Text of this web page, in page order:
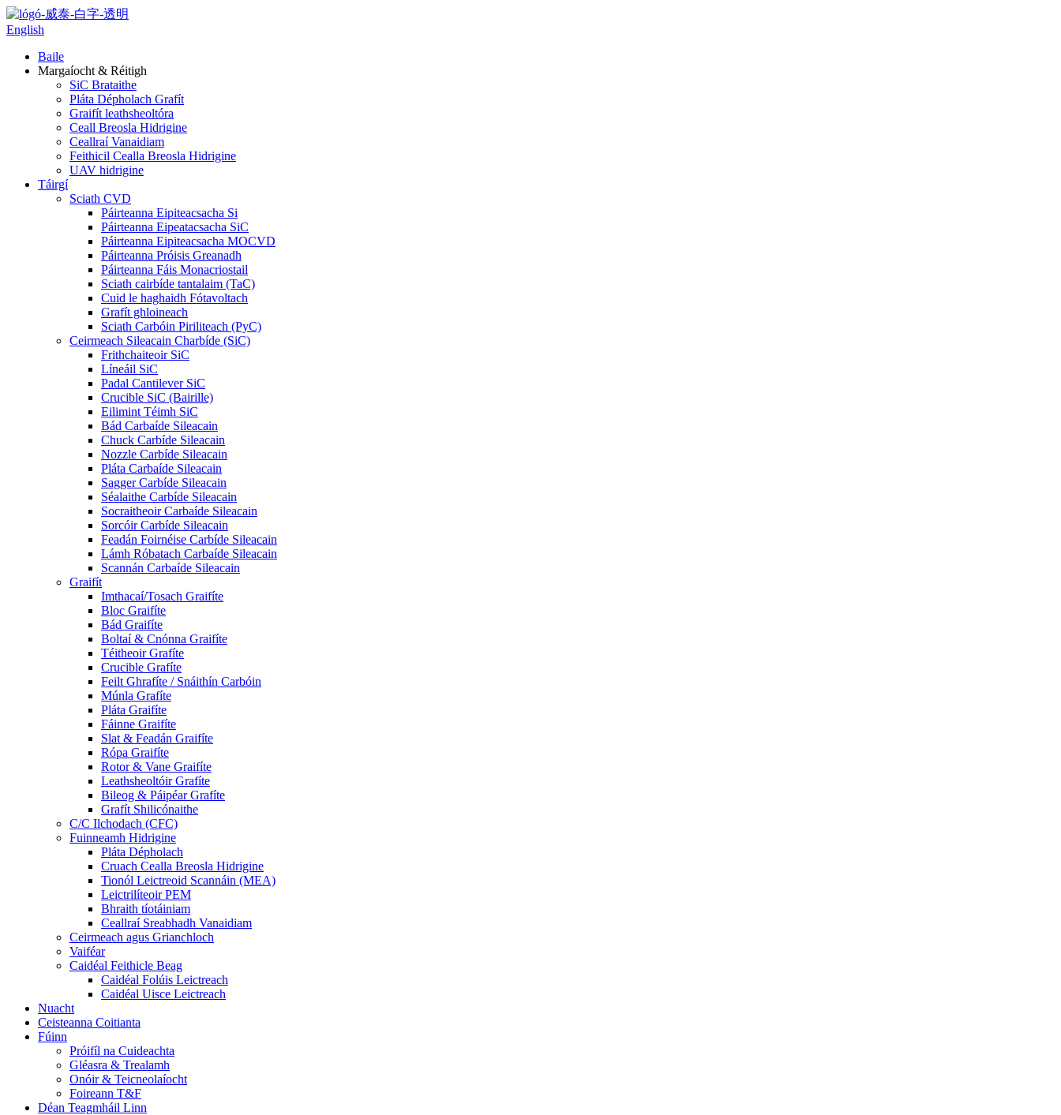
English
Baile
Margaíocht & Réitigh
SiC Brataithe
Pláta Dépholach Grafít
Graifít leathsheoltóra
Ceall Breosla Hidrigine
Ceallraí Vanaidiam
Feithicil Cealla Breosla Hidrigine
UAV hidrigine
Táirgí
Sciath CVD
Páirteanna Eipiteacsacha Si
Páirteanna Eipeatacsacha SiC
Páirteanna Eipiteacsacha MOCVD
Páirteanna Próisis Greanadh
Páirteanna Fáis Monacriostail
Sciath cairbíde tantalaim (TaC)
Cuid le haghaidh Fótavoltach
Grafít ghloineach
Sciath Carbóin Piriliteach (PyC)
Ceirmeach Sileacain Charbíde (SiC)
Frithchaiteoir SiC
Líneáil SiC
Padal Cantilever SiC
Crucible SiC (Bairille)
Eilimint Téimh SiC
Bád Carbaíde Sileacain
Chuck Carbíde Sileacain
Nozzle Carbíde Sileacain
Pláta Carbaíde Sileacain
Sagger Carbíde Sileacain
Séalaithe Carbíde Sileacain
Socraitheoir Carbaíde Sileacain
Sorcóir Carbíde Sileacain
Feadán Foirnéise Carbíde Sileacain
Lámh Róbatach Carbaíde Sileacain
Scannán Carbaíde Sileacain
Graifít
Imthacaí/Tosach Graifíte
Bloc Graifíte
Bád Graifíte
Boltaí & Cnónna Graifíte
Téitheoir Grafíte
Crucible Grafíte
Feilt Ghrafíte / Snáithín Carbóin
Múnla Grafíte
Pláta Graifíte
Fáinne Graifíte
Slat & Feadán Graifíte
Rópa Graifíte
Rotor & Vane Graifíte
Leathsheoltóir Grafíte
Bileog & Páipéar Grafíte
Grafít Shilicónaithe
C/C Ilchodach (CFC)
Fuinneamh Hidrigine
Pláta Dépholach
Cruach Cealla Breosla Hidrigine
Tionól Leictreoid Scannáin (MEA)
Leictrilíteoir PEM
Bhraith tíotáiniam
Ceallraí Sreabhadh Vanaidiam
Ceirmeach agus Grianchloch
Vaiféar
Caidéal Feithicle Beag
Caidéal Folúis Leictreach
Caidéal Uisce Leictreach
Nuacht
Ceisteanna Coitianta
Fúinn
Próifíl na Cuideachta
Gléasra & Trealamh
Onóir & Teicneolaíocht
Foireann T&F
Déan Teagmháil Linn